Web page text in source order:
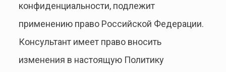
конфиденциальности, подлежит
применению право Российской Федерации.
Консультант имеет право вносить
изменения в настоящую Политику